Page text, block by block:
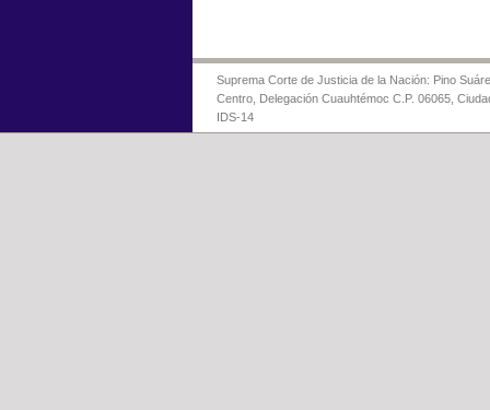
Suprema Corte de Justicia de la Nación: Pino
Centro, Delegación Cuauhtémoc C.P. 06065,
IDS-14